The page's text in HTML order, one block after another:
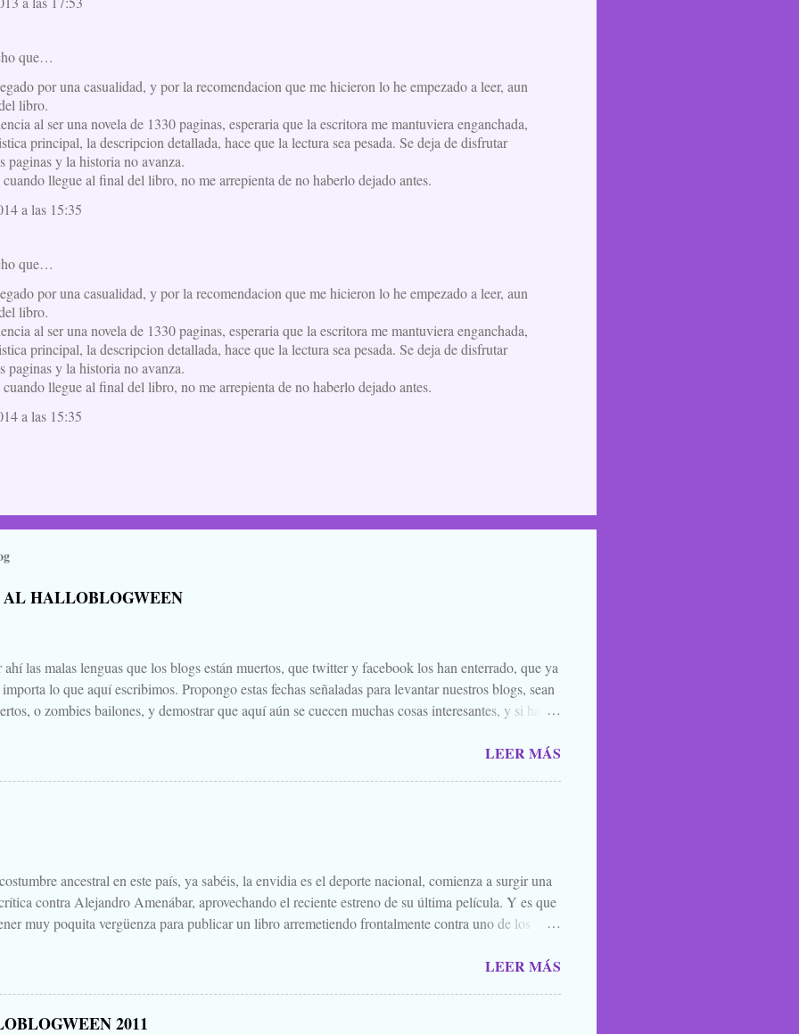
que…
por una casualidad, y por la recomendacion que me hicieron lo he empezado a leer, aun
libro.
al ser una novela de 1330 paginas, esperaria que la escritora me mantuviera enganchada,
principal, la descripcion detallada, hace que la lectura sea pesada. Se deja de disfrutar
paginas y la historia no avanza.
llegue al final del libro, no me arrepienta de no haberlo dejado antes.
a las 15:35
que…
por una casualidad, y por la recomendacion que me hicieron lo he empezado a leer, aun
libro.
al ser una novela de 1330 paginas, esperaria que la escritora me mantuviera enganchada,
principal, la descripcion detallada, hace que la lectura sea pesada. Se deja de disfrutar
paginas y la historia no avanza.
llegue al final del libro, no me arrepienta de no haberlo dejado antes.
a las 15:35
AL HALLOBLOGWEEN
las malas lenguas que los blogs están muertos, que twitter y facebook los han enterrado, que ya
lo que aquí escribimos. Propongo estas fechas señaladas para levantar nuestros blogs, sean
o zombies bailones, y demostrar que aquí aún se cuecen muchas cosas interesantes, y si hace
Comienza el .... Os convoco a todos, amigos, conocidos, amigos de amigos, blogueros en
LEER MÁS
ancestral en este país, ya sabéis, la envidia es el deporte nacional, comienza a surgir una
contra Alejandro Amenábar, aprovechando el reciente estreno de su última película. Y es que
muy poquita vergüenza para publicar un libro arremetiendo frontalmente contra uno de los
sales de la sala es "no parece cine español", decía, que hay que tener mucha caradura para
está Google. Tampoco quiero hablar mucho de "Agora", porque no es una película para
LEER MÁS
2011